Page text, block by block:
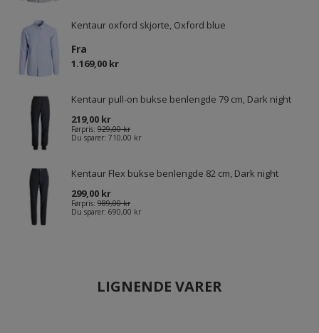
Kentaur oxford skjorte, Oxford blue
Fra
1.169,00 kr
Kentaur pull-on bukse benlengde 79 cm, Dark night
219,00 kr
Førpris: 929,00 kr
Du sparer: 710,00 kr
Kentaur Flex bukse benlengde 82 cm, Dark night
299,00 kr
Førpris: 989,00 kr
Du sparer: 690,00 kr
LIGNENDE VARER